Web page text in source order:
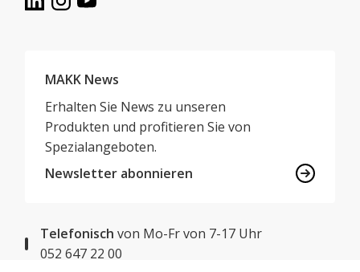
MAKK News
Erhalten Sie News zu unseren
Produkten und profitieren Sie von
Spezialangeboten.
Newsletter abonnieren
Telefonisch von Mo-Fr von 7-17 Uhr
052 647 22 00